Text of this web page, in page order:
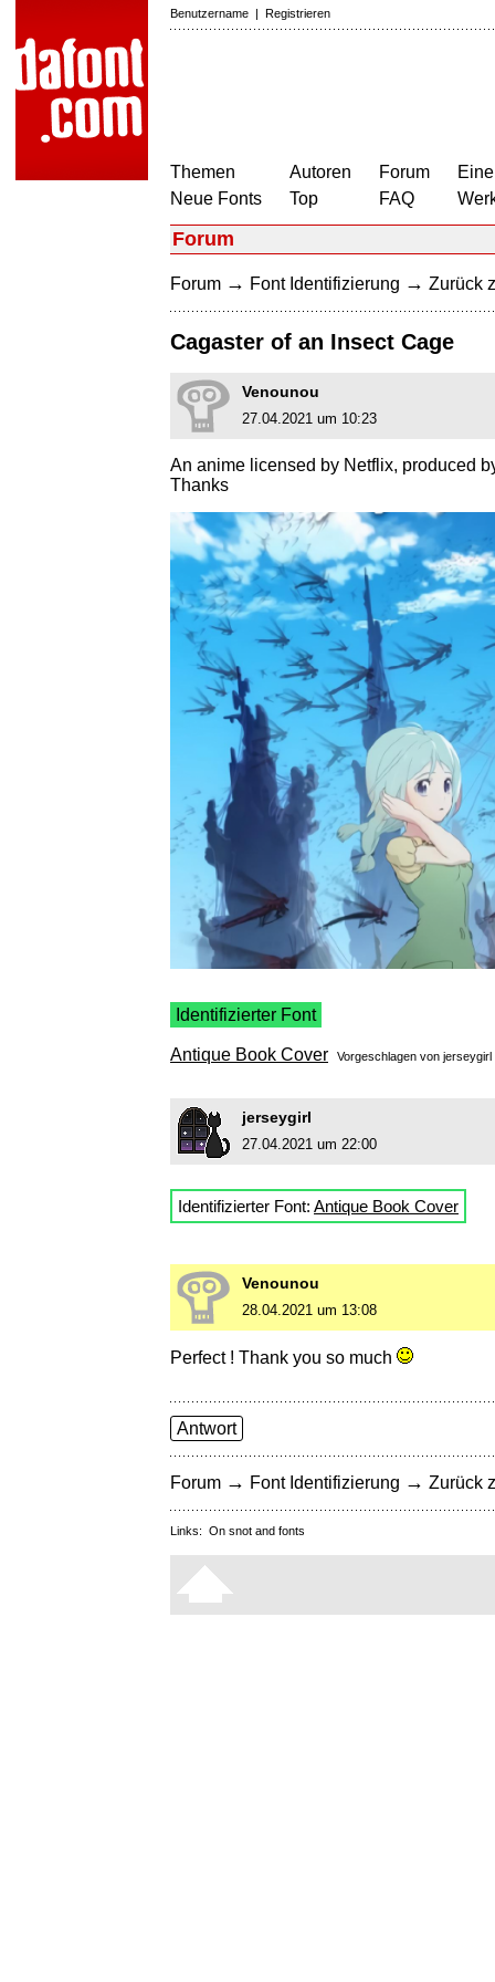
Benutzername | Registrieren
Themen
Neue Fonts
Autoren
Top
Forum
FAQ
Forum
Forum → Font Identifizierung → Zurück
Cagaster of an Insect Cage
Venounou
27.04.2021 um 10:23
An anime licensed by Netflix, produced
Thanks
Identifizierter Font
Antique Book Cover Vorgeschlagen von jerseygirl
jerseygirl
27.04.2021 um 22:00
Identifizierter Font: Antique Book Cover
Venounou
28.04.2021 um 13:08
Perfect ! Thank you so much
Antwort
Forum → Font Identifizierung → Zurück
Links: On snot and fonts